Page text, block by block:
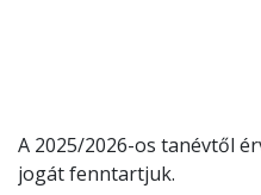
A 2025/2026-os tanévtől
jogát fenntartjuk.